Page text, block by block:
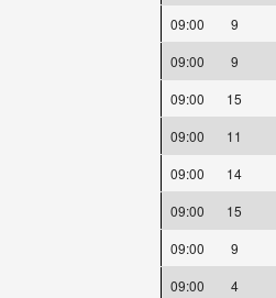
09:00
9
09:00
9
09:00
15
09:00
11
09:00
14
09:00
15
09:00
9
09:00
4